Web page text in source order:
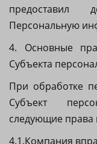
предоставил
Персональную
4. Основные
Субъекта
При обработке
Субъект
следующие права
4.1.Компания